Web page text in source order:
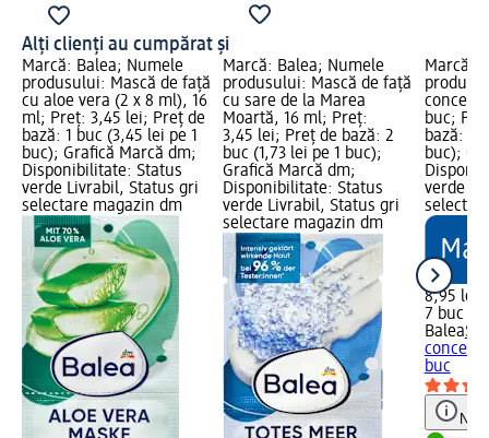
Alți clienți au cumpărat și
Marcă: Balea; Numele
produsului: Mască de față
cu aloe vera (2 x 8 ml), 16
ml; Preț: 3,45 lei; Preț de
bază: 1 buc (3,45 lei pe 1
buc); Grafică Marcă dm;
Disponibilitate: Status
verde Livrabil, Status gri
selectare magazin dm
Marcă: Balea; Numele
produsului: Mască de față
cu sare de la Marea
Moartă, 16 ml; Preț:
3,45 lei; Preț de bază: 2
buc (1,73 lei pe 1 buc);
Grafică Marcă dm;
Disponibilitate: Status
verde Livrabil, Status gri
selectare magazin dm
Marcă:
buc;
bază: 7
buc);
verde
8,95 lei
7 buc
Balea
buc
Notă